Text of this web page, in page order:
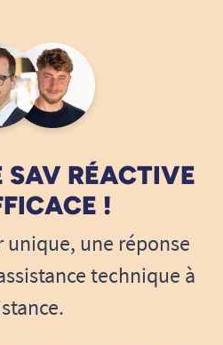
SAV RÉACTIVE
!
une réponse
technique à